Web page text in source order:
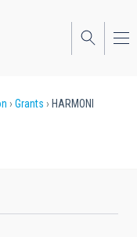
Grants HARMONI